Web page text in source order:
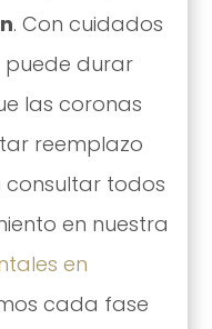
. Con cuidados
puede durar
las coronas
reemplazo
consultar todos
en nuestra
en
cada fase